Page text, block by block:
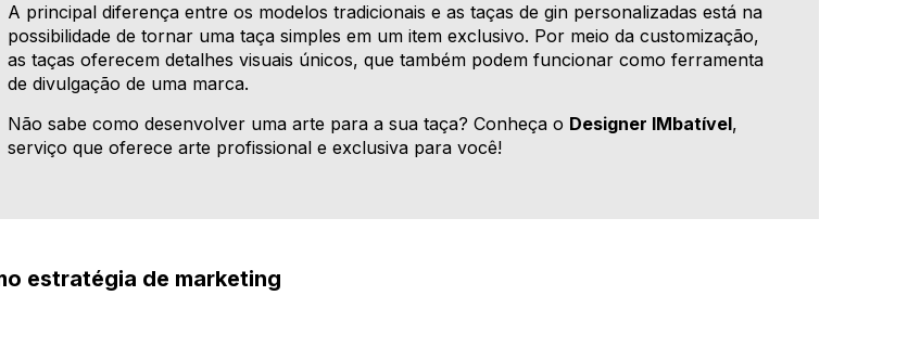
A principal diferença entre os modelos tradicionais e as taças de gin personalizadas está na
possibilidade de tornar uma taça simples em um item exclusivo. Por meio da customização,
as taças oferecem detalhes visuais únicos, que também podem funcionar como ferramenta
de divulgação de uma marca.
Não sabe como desenvolver uma arte para a sua taça? Conheça o Designer IMbatível,
serviço que oferece arte profissional e exclusiva para você!
estratégia de marketing